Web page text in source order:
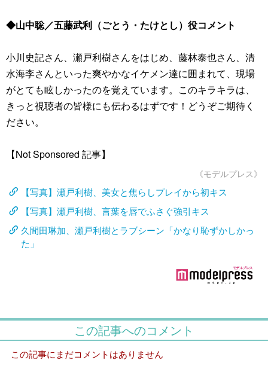
◆山中聡／五藤武利（ごとう・たけとし）役コメント
小川史記さん、瀬戸利樹さんをはじめ、藤林泰也さん、清
水海李さんといった爽やかなイケメン達に囲まれて、現場
がとても眩しかったのを覚えています。このキラキラは、
きっと視聴者の皆様にも伝わるはずです！どうぞご期待く
ださい。
【Not Sponsored 記事】
《モデルプレス》
【写真】瀬戸利樹、美女と焦らしプレイから初キス
【写真】瀬戸利樹、言葉を唇でふさぐ強引キス
久間田琳加、瀬戸利樹とラブシーン「かなり恥ずかしかっ
た」